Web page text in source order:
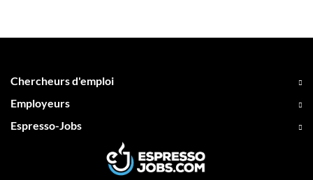
Chercheurs d'emploi
Employeurs
Espresso-Jobs